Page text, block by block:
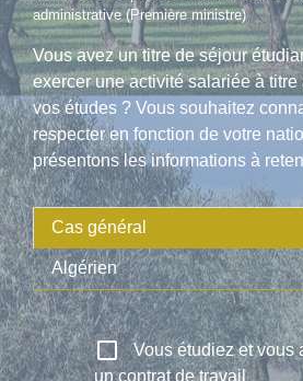
administrative (Première ministre)
Vous avez un titre de séjour
exercer une activité salariée à
vos études ? Vous souhaitez
respecter en fonction de votre
présentons les informations à
Cas général
Algérien
check_box_outline_blank Vous étudiez et vous
un contrat de travail